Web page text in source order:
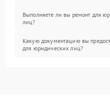
Выполняете ли вы ремонт для
лиц?
Какую документацию вы
для юридических лиц?